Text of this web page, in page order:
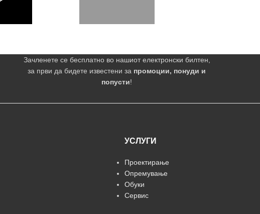
Зачленете се бесплатно во нашиот електронски билтен,
за први да бидете известени за промоции, понуди и
попусти!
УСЛУГИ
Проектирање
Опремување
Обуки
Сервис